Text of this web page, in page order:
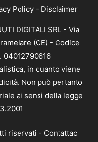
Policy - Disclaimer
DIGITALI SRL - Via
(CE) - Codice
04012790616
in quanto viene
Non può pertanto
ai sensi della legge
riservati - Contattaci